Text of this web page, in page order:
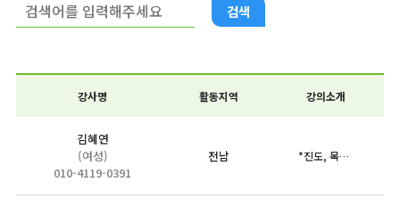
검색
강사명 활동지역 강의소개
김혜연
(여성)
010-4119-0391
전남 *진도, 목포, 강진, 해남, 장흥, 영광, 나주 등